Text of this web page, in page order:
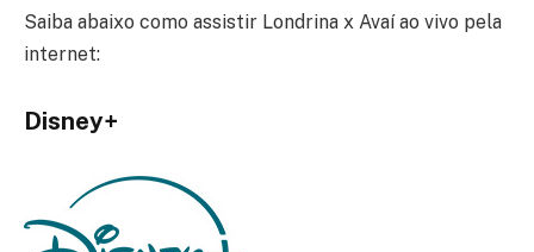
Saiba abaixo como assistir Londrina x Avaí ao vivo pela
internet:
Disney+